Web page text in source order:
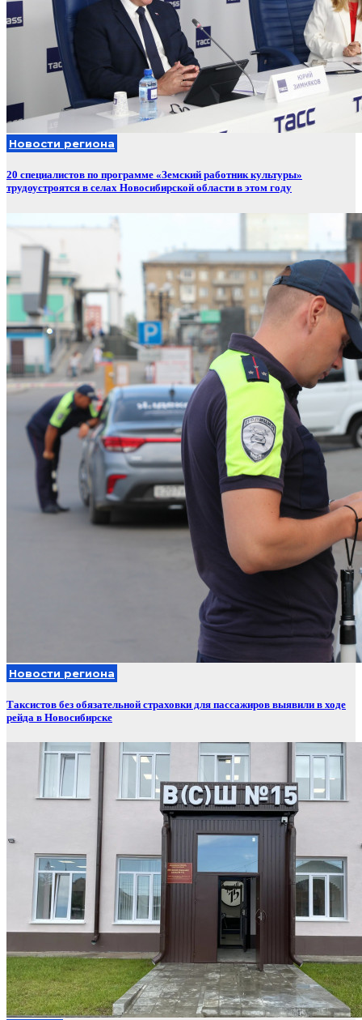
Новости региона
20 специалистов по программе «Земский работник культуры»
трудоустроятся в селах Новосибирской области в этом году
Новости региона
Таксистов без обязательной страховки для пассажиров выявили в ходе
рейда в Новосибирске